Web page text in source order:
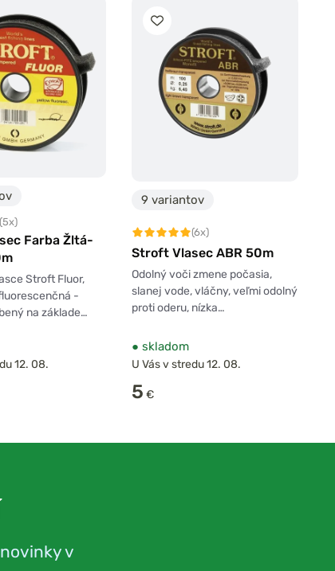
(5x)
Farba Žltá-
Stroft Fluor,
-
na základe…
12. 08.
9 variantov
(6x)
Stroft Vlasec ABR 50m
Odolný voči zmene počasia,
slanej vode, vláčny, veľmi odolný
proti oderu, nízka…
● skladom
U Vás v stredu 12. 08.
5 €
v